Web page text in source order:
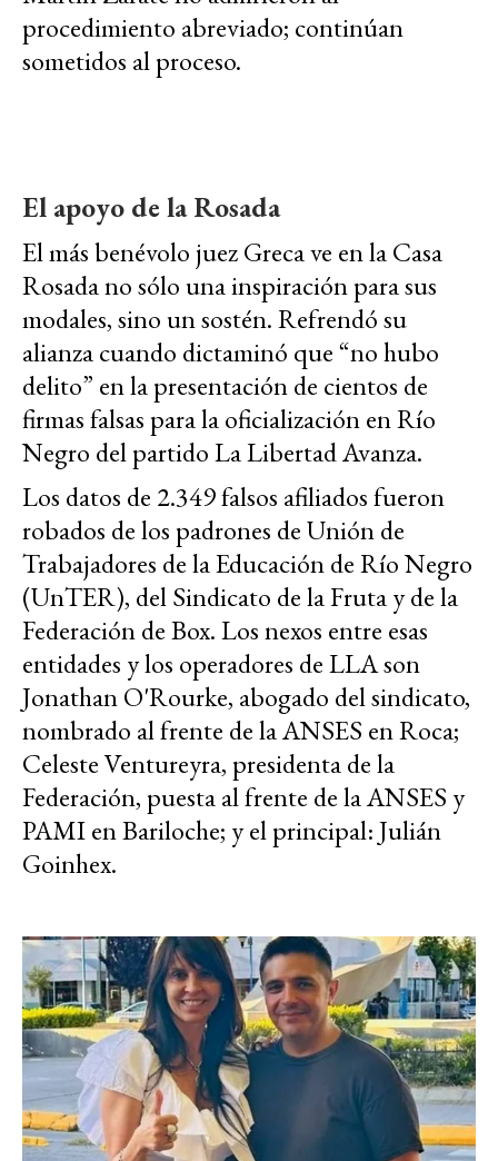
procedimiento abreviado; continúan
sometidos al proceso.
El apoyo de la Rosada
El más benévolo juez Greca ve en la Casa
Rosada no sólo una inspiración para sus
modales, sino un sostén. Refrendó su
alianza cuando dictaminó que “no hubo
delito” en la presentación de cientos de
firmas falsas para la oficialización en Río
Negro del partidoLa Libertad Avanza.
Los datos de 2.349 falsos afiliados fueron
robados de los padrones de Unión de
Trabajadores de la Educación de Río Negro
(UnTER), del Sindicato de la Fruta y de la
Federación de Box. Los nexos entre esas
entidades y los operadores de LLA son
Jonathan O'Rourke, abogado del sindicato,
nombrado al frente de la ANSES en Roca;
Celeste Ventureyra, presidenta de la
Federación, puesta al frente de la ANSES y
PAMI en Bariloche; y el principal: Julián
Goinhex.